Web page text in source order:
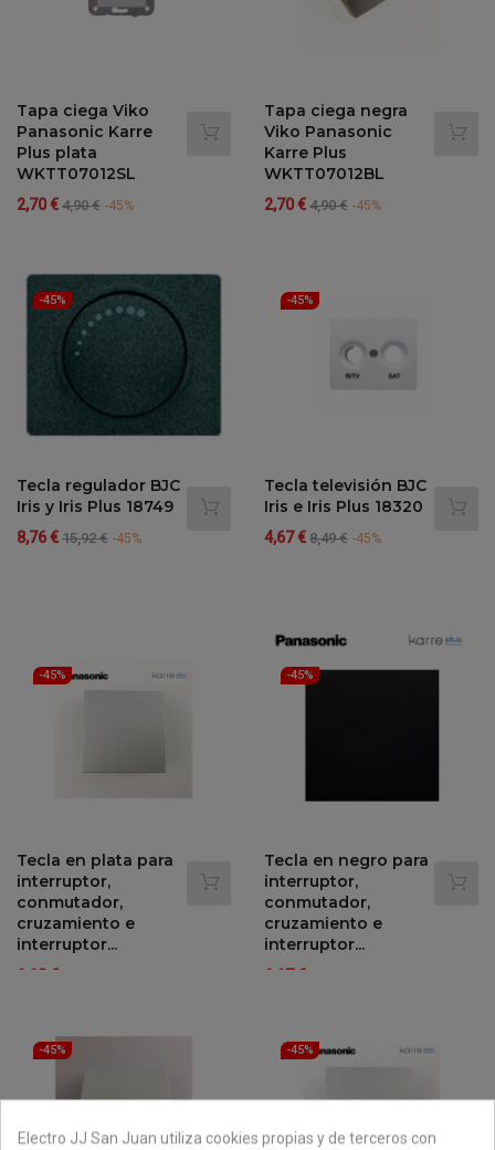
Tapa ciega Viko
Panasonic Karre
Plus plata
WKTT07012SL
Precio
2,70 €Precio
4,90 € -45%
Tapa ciega negra
Viko Panasonic
Karre Plus
WKTT07012BL
Precio
2,70 €Precio
4,90 € -45%
-45%
Tecla regulador BJC
Iris y Iris Plus 18749
Precio
8,76 €Precio
15,92 € -45%
-45%
Tecla televisión BJC
Iris e Iris Plus 18320
Precio
4,67 €Precio
8,49 € -45%
-45%
Tecla en plata para
interruptor,
conmutador,
cruzamiento e
interruptor...
Precio
1,18 €
-45%
Tecla en negro para
interruptor,
conmutador,
cruzamiento e
interruptor...
Precio
1,17 €
-45% -45%
Electro JJ San Juan utiliza cookies propias y de terceros con